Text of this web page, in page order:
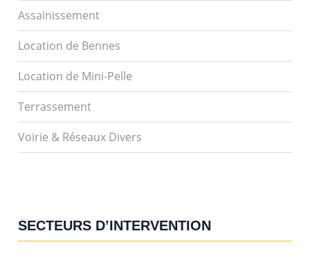
Assainissement
Location de Bennes
Location de Mini-Pelle
Terrassement
Voirie & Réseaux Divers
SECTEURS D’INTERVENTION